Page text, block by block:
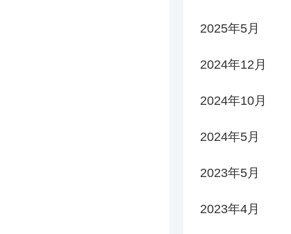
2025年5月
2024年12月
2024年10月
2024年5月
2023年5月
2023年4月